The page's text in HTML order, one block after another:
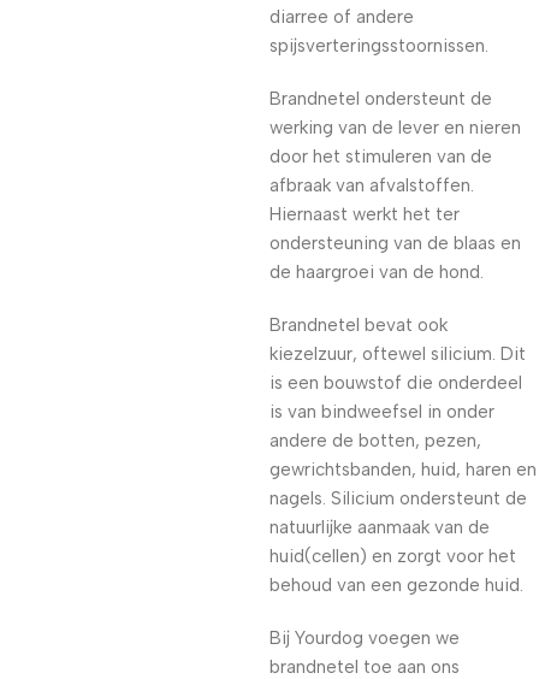
diarree of andere
spijsverteringsstoornissen.
Brandnetel ondersteunt de
werking van de lever en nieren
door het stimuleren van de
afbraak van afvalstoffen.
Hiernaast werkt het ter
ondersteuning van de blaas en
de haargroei van de hond.
Brandnetel bevat ook
kiezelzuur, oftewel silicium. Dit
is een bouwstof die onderdeel
is van bindweefsel in onder
andere de botten, pezen,
gewrichtsbanden, huid, haren en
nagels. Silicium ondersteunt de
natuurlijke aanmaak van de
huid(cellen) en zorgt voor het
behoud van een gezonde huid.
Bij Yourdog voegen we
brandnetel toe aan ons